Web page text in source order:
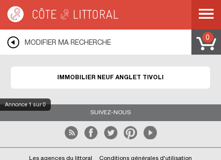
MODIFIER MA RECHERCHE
0
Annonce1sur 0
IMMOBILIER NEUF ANGLET TIVOLI
SUIVEZ-NOUS
Les agences du littoral Conditions générales d'utilisation